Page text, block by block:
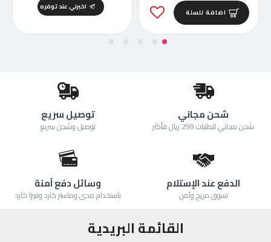
اضافة للسلة
اخبرني عند توفره
شحن مجاني
شحن مجاني للطلبات 299 ريال فأكثر
توصيل سريع
توصيل وشحن سريع
الدفع عند الإستلام
تسوق مريح وآمن
وسائل دفع آمنة
باستخدام مدى وماستر كارد وفيزا كارد
القائمة البريدية